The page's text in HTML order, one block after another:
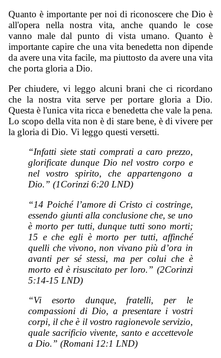
Quanto è importante per noi di riconoscere che Dio è
all'opera nella nostra vita, anche quando le cose
vanno male dal punto di vista umano. Quanto è
importante capire che una vita benedetta non dipende
da avere una vita facile, ma piuttosto da avere una vita
che porta gloria a Dio.
Per chiudere, vi leggo alcuni brani che ci ricordano
che la nostra vita serve per portare gloria a Dio.
Questa è l'unica vita ricca e benedetta che vale la pena.
Lo scopo della vita non è di stare bene, è di vivere per
la gloria di Dio. Vi leggo questi versetti.
“Infatti siete stati comprati a caro prezzo,
glorificate dunque Dio nel vostro corpo e
nel vostro spirito, che appartengono a
Dio.” (1Corinzi 6:20 LND)
“14 Poiché l’amore di Cristo ci costringe,
essendo giunti alla conclusione che, se uno
è morto per tutti, dunque tutti sono morti;
15 e che egli è morto per tutti, affinché
quelli che vivono, non vivano più d’ora in
avanti per sé stessi, ma per colui che è
morto ed è risuscitato per loro.” (2Corinzi
5:14-15 LND)
“Vi esorto dunque, fratelli, per le
compassioni di Dio, a presentare i vostri
corpi, il che è il vostro ragionevole servizio,
quale sacrificio vivente, santo e accettevole
a Dio.” (Romani 12:1 LND)